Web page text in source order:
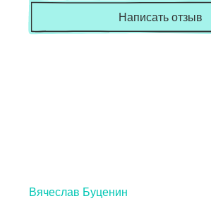
Написать отзыв
Вячеслав Буценин